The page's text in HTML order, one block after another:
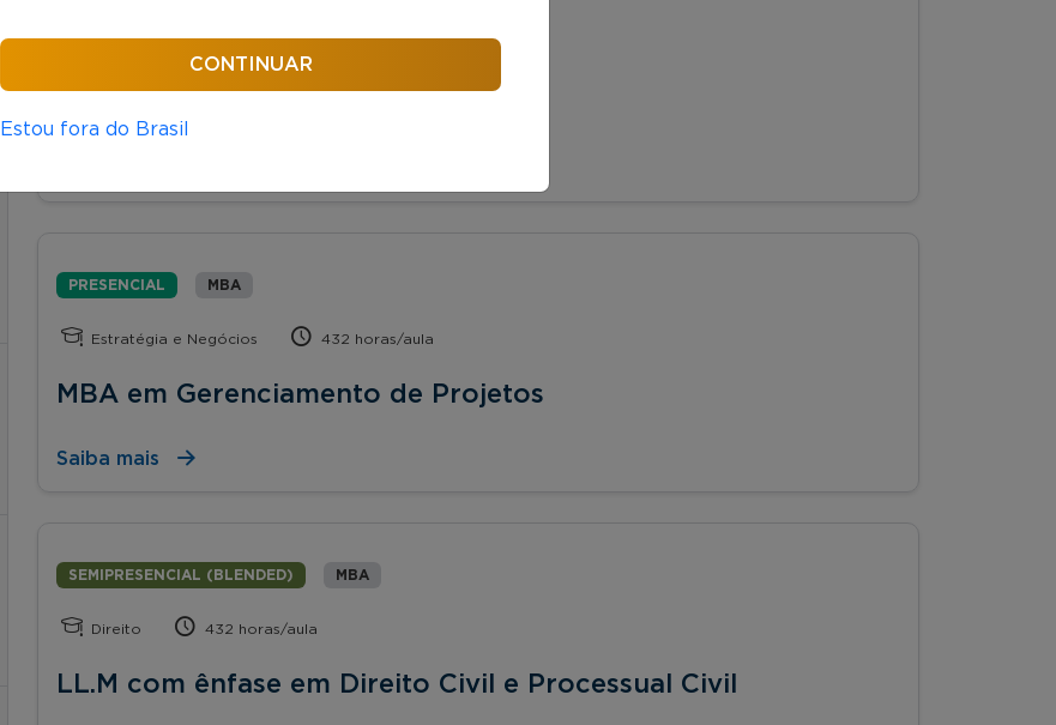
PRESENCIAL MBA
Estratégia e Negócios 432 horas/aula
MBA em Gerenciamento de Projetos
Saiba mais
SEMIPRESENCIAL (BLENDED) MBA
Direito 432 horas/aula
LL.M com ênfase em Direito Civil e Processual Civil
Estou fora do Brasil